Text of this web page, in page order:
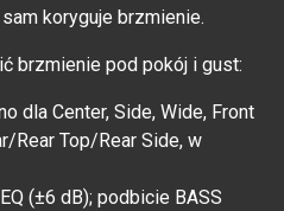
koryguje brzmienie.
brzmienie pod pokój i gust:
dla Center, Side, Wide, Front
Rear Top/Rear Side, w
(±6 dB); podbicie BASS